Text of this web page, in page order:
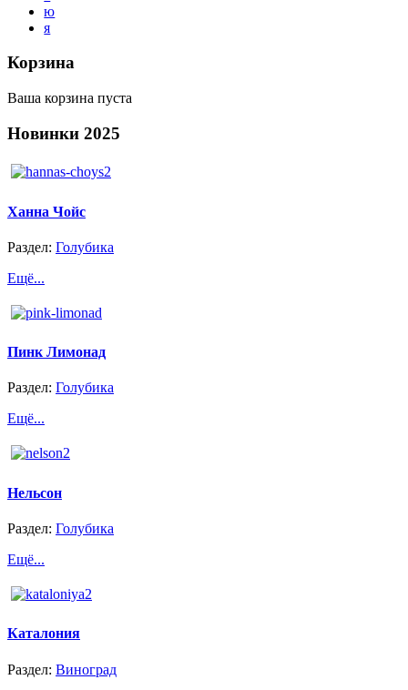
ю
я
Корзина
Ваша корзина пуста
Новинки 2025
Ханна Чойс
Раздел: Голубика
Ещё...
Пинк Лимонад
Раздел: Голубика
Ещё...
Нельсон
Раздел: Голубика
Ещё...
Каталония
Раздел: Виноград